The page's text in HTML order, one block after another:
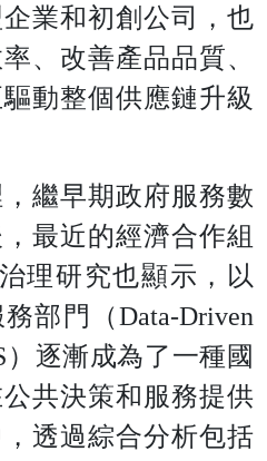
業和初創公司，也
、改善產品品質、
動整個供應鏈升級
繼早期政府服務數
最近的經濟合作組
理研究也顯示，以
部門（Data-Driven
）逐漸成為了一種國
共決策和服務提供
，透過綜合分析包括